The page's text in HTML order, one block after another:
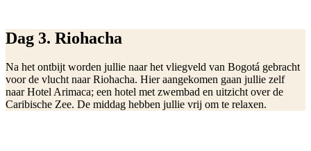
Dag 3. Riohacha
Na het ontbijt worden jullie naar het vliegveld van Bogotá gebracht
voor de vlucht naar Riohacha. Hier aangekomen gaan jullie zelf
naar Hotel Arimaca; een hotel met zwembad en uitzicht over de
Caribische Zee. De middag hebben jullie vrij om te relaxen.